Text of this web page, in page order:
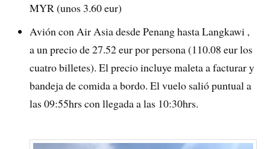
MYR (unos 3.60 eur)
Avión con Air Asia desde Penang hasta Langkawi ,
a un precio de 27.52 eur por persona (110.08 eur los
cuatro billetes). El precio incluye maleta a facturar y
bandeja de comida a bordo. El vuelo salió puntual a
las 09:55hrs con llegada a las 10:30hrs.